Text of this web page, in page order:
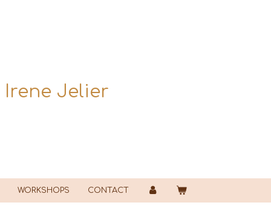
Irene Jelier
WORKSHOPS CONTACT